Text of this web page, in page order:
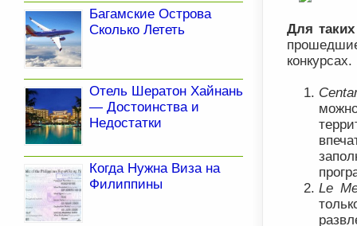
Для
конкурсах.
Le
Багамские Острова
Сколько Лететь
Отель Шератон Хайнань
— Достоинства и
Недостатки
Когда Нужна Виза на
Филиппины